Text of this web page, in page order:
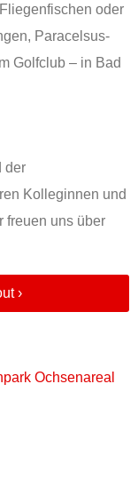
oder
Paracelsus-
Golfclub – in Bad
der
Kolleginnen und
freuen uns über
›
Ochsenareal